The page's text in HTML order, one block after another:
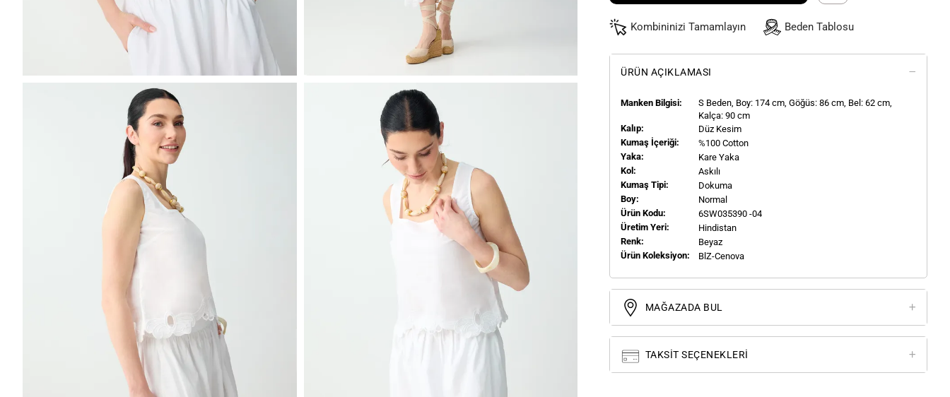
Kombininizi Tamamlayın Beden Tablosu
ÜRÜN AÇIKLAMASI
Manken Bilgisi: S Beden, Boy: 174 cm, Göğüs: 86 cm, Bel: 62 cm,
Kalça: 90 cm
Kalıp:
Düz Kesim
Kumaş İçeriği:
%100 Cotton
Yaka:
Kare Yaka
Kol:
Askılı
Kumaş Tipi:
Dokuma
Boy:
Normal
Ürün Kodu:
6SW035390 -04
Üretim Yeri:
Hindistan
Renk:
Beyaz
Ürün Koleksiyon:
BlZ-Cenova
MAĞAZADA BUL
TAKSIT SEÇENEKLERI